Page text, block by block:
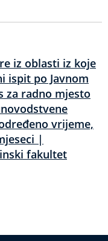
iz oblasti iz koje
ispit po Javnom
za radno mjesto
vrijeme,
|
fakultet